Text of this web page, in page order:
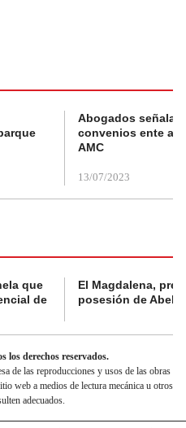
Abogados
convenios ente
AMC
13/07/2023
que
de
El Magdalena,
posesión de
derechos reservados.
de las reproducciones y usos de las obras
web a medios de lectura mecánica u otros
adecuados.